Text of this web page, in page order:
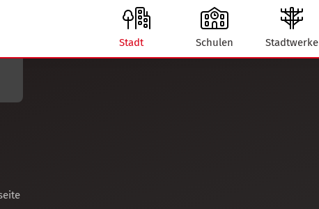
Stadt
Schulen Stadtwerke